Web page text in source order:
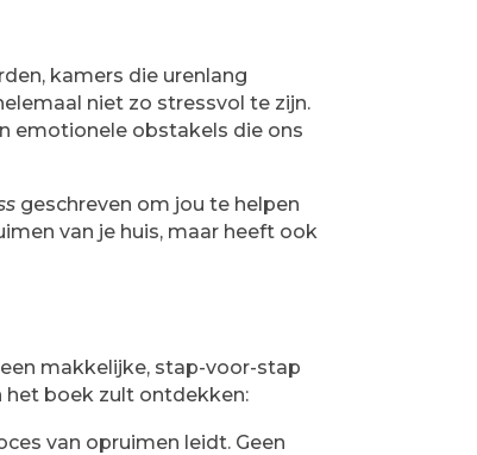
kamers die urenlang
niet zo stressvol te zijn.
emotionele obstakels die ons
geschreven om jou te helpen
van je huis, maar heeft ook
makkelijke, stap-voor-stap
het boek zult ontdekken:
van opruimen leidt. Geen